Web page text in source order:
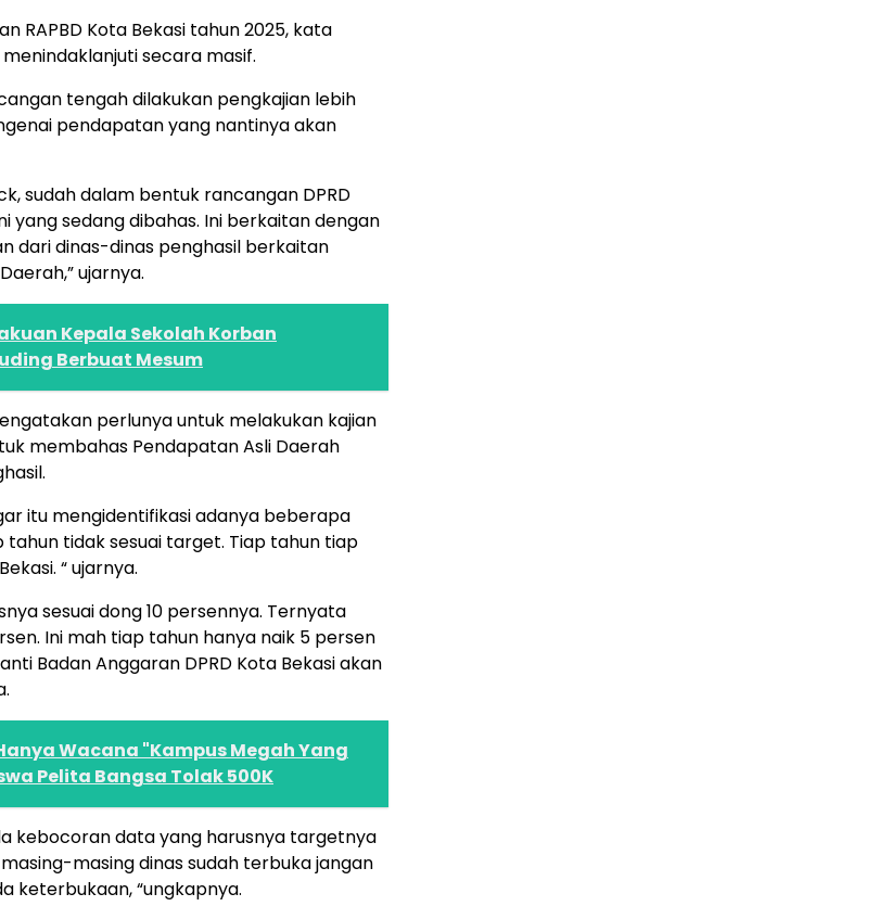
RAPBD Kota Bekasi tahun 2025, kata
secara masif.
tengah dilakukan pengkajian lebih
pendapatan yang nantinya akan
sudah dalam bentuk rancangan DPRD
yang sedang dibahas. Ini berkaitan dengan
dari dinas-dinas penghasil berkaitan
ujarnya.
Kepala Sekolah Korban
Berbuat Mesum
perlunya untuk melakukan kajian
membahas Pendapatan Asli Daerah
itu mengidentifikasi adanya beberapa
tidak sesuai target. Tiap tahun tiap
“ ujarnya.
sesuai dong 10 persennya. Ternyata
Ini mah tiap tahun hanya naik 5 persen
Badan Anggaran DPRD Kota Bekasi akan
Wacana "Kampus Megah Yang
Pelita Bangsa Tolak 500K
kebocoran data yang harusnya targetnya
masing dinas sudah terbuka jangan
keterbukaan, “ungkapnya.